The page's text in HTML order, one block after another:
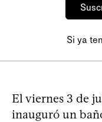
Si ya
El viernes 3 de
inauguró un